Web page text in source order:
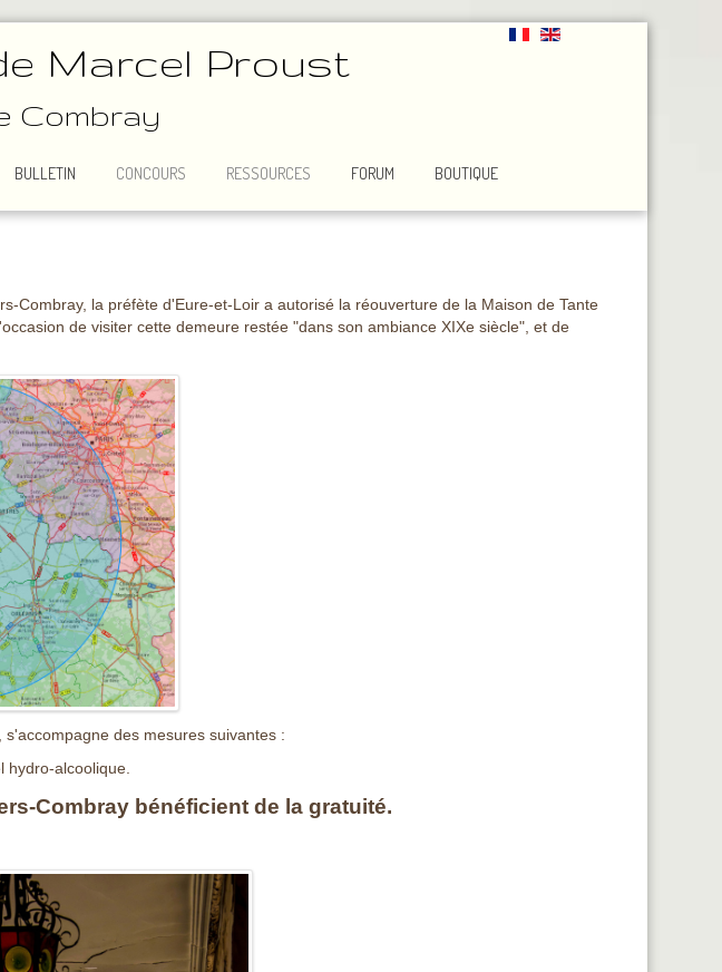
Marcel Proust
Combray
BULLETIN CONCOURS RESSOURCES FORUM BOUTIQUE
Combray, la préfète d'Eure-et-Loir a autorisé la réouverture de la Maison de Tante
de visiter cette demeure restée "dans son ambiance XIXe siècle", et de
des mesures suivantes :
hydro-alcoolique.
Combray bénéficient de la gratuité.